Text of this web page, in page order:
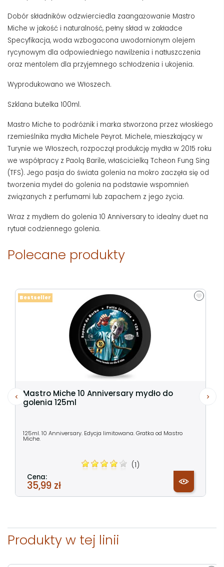
Dobór składników odzwierciedla zaangażowanie Mastro
Miche w jakość i naturalność, pełny skład w zakładce
Specyfikacja, woda wzbogacona uwodornionym olejem
rycynowym dla odpowiedniego nawilżenia i natłuszczenia
oraz mentolem dla przyjemnego schłodzenia i ukojenia.
Wyprodukowano we Włoszech.
Szklana butelka 100ml.
Mastro Miche to podróżnik i marka stworzona przez włoskiego
rzemieślnika mydła Michele Peyrot. Michele, mieszkający w
Turynie we Włoszech, rozpoczął produkcję mydła w 2015 roku
we współpracy z Paolą Barile, właścicielką Tcheon Fung Sing
(TFS). Jego pasja do świata golenia na mokro zaczęła się od
tworzenia mydeł do golenia na podstawie wspomnień
związanych z perfumami lub zapachem z jego życia.
Wraz z mydłem do golenia 10 Anniversary to idealny duet na
rytuał codziennego golenia.
Polecane produkty
Mastro Miche 10 Anniversary mydło do
golenia 125ml
125ml. 10 Anniversary. Edycja limitowana. Gratka od Mastro
Miche.
(1)
Cena:
35,99 zł
Bestseller
Produkty w tej linii